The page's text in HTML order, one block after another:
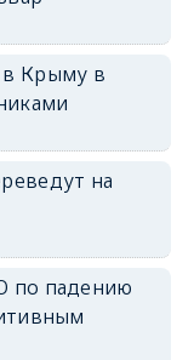
Крыму в
на
по падению